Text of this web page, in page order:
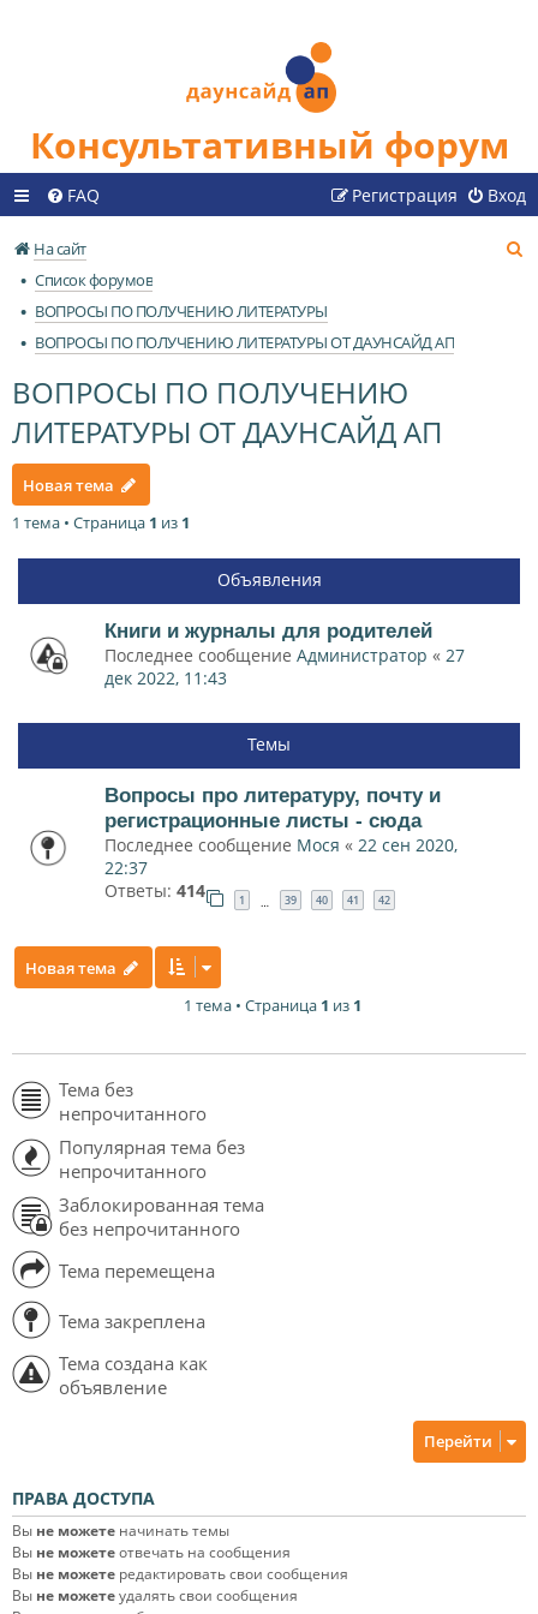
Консультативный форум
FAQ Вход
Регистрация
На сайт
Список форумов
ВОПРОСЫ ПО ПОЛУЧЕНИЮ ЛИТЕРАТУРЫ
ВОПРОСЫ ПО ПОЛУЧЕНИЮ ЛИТЕРАТУРЫ ОТ ДАУНСАЙД АП
ВОПРОСЫ ПО ПОЛУЧЕНИЮ
ЛИТЕРАТУРЫ ОТ ДАУНСАЙД АП
Новая тема
1 тема • Страница 1 из 1
Объявления
Книги и журналы для родителей
Последнее сообщение Администратор « 27
дек 2022, 11:43
Темы
Вопросы про литературу, почту и
регистрационные листы - сюда
Последнее сообщение Мося « 22 сен 2020,
22:37
Ответы: 414 1 … 39 40 41 42
Новая тема
1 тема • Страница 1 из 1
Тема без
непрочитанного
Популярная тема без
непрочитанного
Заблокированная тема
без непрочитанного
Тема перемещена
Тема закреплена
Тема создана как
объявление
Перейти
ПРАВА ДОСТУПА
Вы не можете начинать темы
Вы не можетеотвечать на сообщения
Вы не можете редактировать свои сообщения
Вы не можетеудалять свои сообщения